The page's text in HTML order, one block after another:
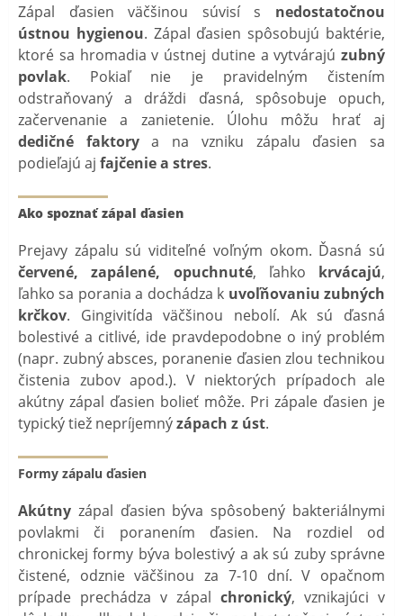
Zápal ďasien väčšinou súvisí s nedostatočnou
ústnou hygienou. Zápal ďasien spôsobujú baktérie,
ktoré sa hromadia v ústnej dutine a vytvárajú zubný
povlak. Pokiaľ nie je pravidelným čistením
odstraňovaný a dráždi ďasná, spôsobuje opuch,
začervenanie a zanietenie. Úlohu môžu hrať aj
dedičné faktorya na vzniku zápalu ďasien sa
podieľajú aj fajčenie a stres.
Ako spoznať zápal ďasien
Prejavy zápalu sú viditeľné voľným okom. Ďasná sú
červené, zapálené, opuchnuté, ľahko krvácajú,
ľahko sa porania a dochádza k uvoľňovaniu zubných
krčkov. Gingivitída väčšinou nebolí. Ak sú ďasná
bolestivé a citlivé, ide pravdepodobne o iný problém
(napr. zubný absces, poranenie ďasien zlou technikou
čistenia zubov apod.). V niektorých prípadoch ale
akútny zápal ďasien bolieť môže. Pri zápale ďasien je
typický tiež nepríjemnýzápach z úst.
Formy zápalu ďasien
Akútny zápal ďasien býva spôsobený bakteriálnymi
povlakmi či poranením ďasien. Na rozdiel od
chronickej formy býva bolestivý a ak sú zuby správne
čistené, odznie väčšinou za 7-10 dní. V opačnom
prípade prechádza v zápal chronický, vznikajúci v